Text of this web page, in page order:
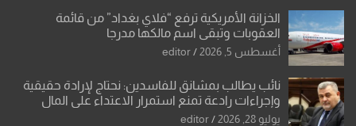
الخزانة الأمريكية ترفع “فلاي بغداد” من قائمة
العقوبات وتبقي اسم مالكها مدرجا
أغسطس 5, 2026 editor
نائب يطالب بمشانق للفاسدين: نحتاج لإرادة حقيقية
وإجراءات رادعة تمنع استمرار الاعتداء على المال
العام”.
يوليو 28, 2026 editor